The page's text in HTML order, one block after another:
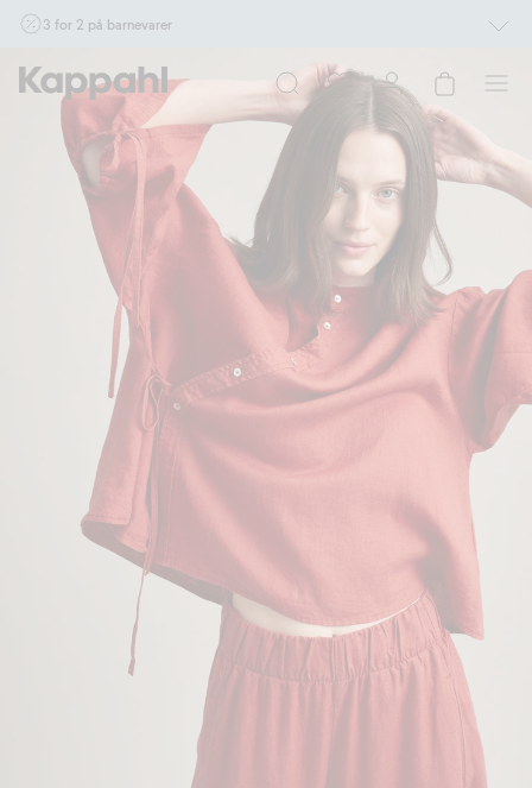
3 for 2 på barnevarer
17/8 i butikk & online for deg som er eller blir medlem. Kan ikke kombineres med
andre tilbud eller rabatter.
Handle nå